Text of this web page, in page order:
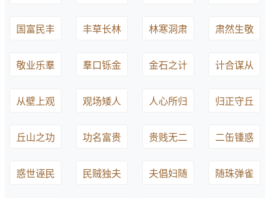
国富民丰 丰草长林 林寒洞肃 肃然生敬
敬业乐羣 羣口铄金 金石之计 计合谋从
从壁上观 观场矮人 人心所归 归正守丘
丘山之功 功名富贵 贵贱无二 二缶锺惑
惑世诬民 民贼独夫 夫倡妇随 随珠弹雀